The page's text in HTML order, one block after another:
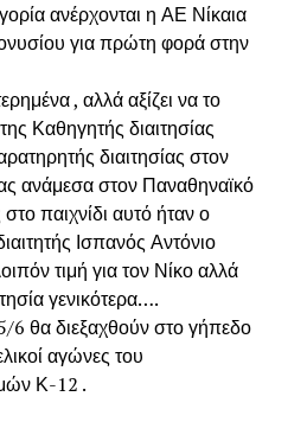
ανέρχονται η ΑΕ Νίκαια
για πρώτη φορά στην
, αλλά αξίζει να το
Καθηγητής διαιτησίας
διαιτησίας στον
ανάμεσα στον Παναθηναϊκό
παιχνίδι αυτό ήταν ο
Ισπανός Αντόνιο
τιμή για τον Νίκο αλλά
γενικότερα….
θα διεξαχθούν στο γήπεδο
αγώνες του
Κ-12 .